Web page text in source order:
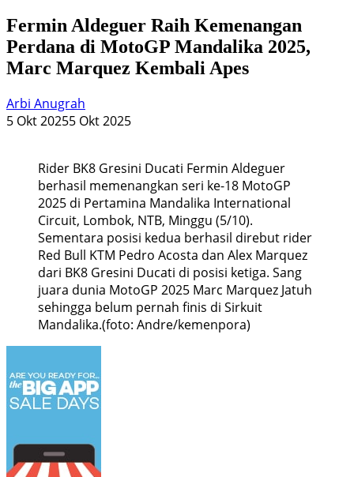
Fermin Aldeguer Raih Kemenangan
Perdana di MotoGP Mandalika 2025,
Marc Marquez Kembali Apes
Arbi Anugrah
5 Okt 20255 Okt 2025
Rider BK8 Gresini Ducati Fermin Aldeguer
berhasil memenangkan seri ke-18 MotoGP
2025 di Pertamina Mandalika International
Circuit, Lombok, NTB, Minggu (5/10).
Sementara posisi kedua berhasil direbut rider
Red Bull KTM Pedro Acosta dan Alex Marquez
dari BK8 Gresini Ducati di posisi ketiga. Sang
juara dunia MotoGP 2025 Marc Marquez Jatuh
sehingga belum pernah finis di Sirkuit
Mandalika.(foto: Andre/kemenpora)